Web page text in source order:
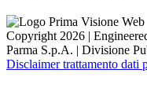
Copyright 2026 |
Parma S.p.A. | Divisione
Disclaimer trattamento dati